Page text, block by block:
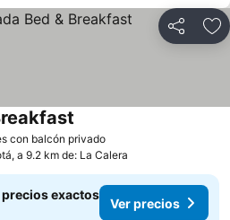
Compartir
con balcón privadoVer precios
a 9.2 km de: La Calera
exactos
Ver precios